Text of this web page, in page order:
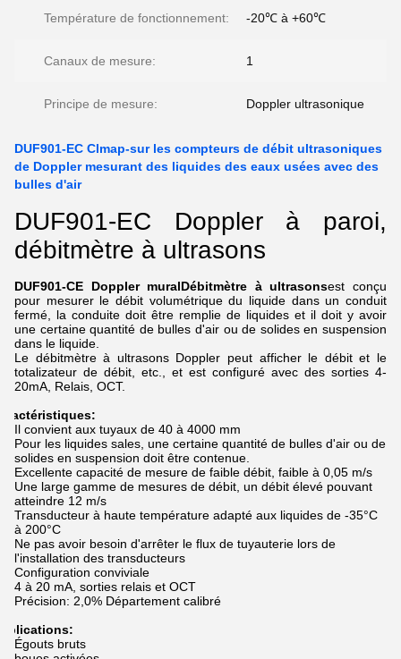
Température de fonctionnement: -20℃ à +60℃
Canaux de mesure: 1
Principe de mesure: Doppler ultrasonique
DUF901-EC Clmap-sur les compteurs de débit ultrasoniques
de Doppler mesurant des liquides des eaux usées avec des
bulles d'air
DUF901-EC Doppler à paroi,
débitmètre à ultrasons
DUF901-CE Doppler muralDébitmètre à ultrasonsest conçu
pour mesurer le débit volumétrique du liquide dans un conduit
fermé, la conduite doit être remplie de liquides et il doit y avoir
une certaine quantité de bulles d'air ou de solides en suspension
dans le liquide.
Le débitmètre à ultrasons Doppler peut afficher le débit et le
totalizateur de débit, etc., et est configuré avec des sorties 4-
20mA, Relais, OCT.
Il convient aux tuyaux de 40 à 4000 mm
Pour les liquides sales, une certaine quantité de bulles d'air ou de
solides en suspension doit être contenue.
Excellente capacité de mesure de faible débit, faible à 0,05 m/s
Une large gamme de mesures de débit, un débit élevé pouvant
atteindre 12 m/s
Transducteur à haute température adapté aux liquides de -35°C
à 200°C
Ne pas avoir besoin d'arrêter le flux de tuyauterie lors de
l'installation des transducteurs
Configuration conviviale
4 à 20 mA, sorties relais et OCT
Précision: 2,0% Département calibré
Égouts bruts